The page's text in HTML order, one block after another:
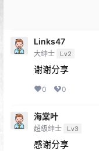
Links47
大绅士 Lv2
谢谢分享
0 0
海棠叶
超级绅士 Lv3
感谢分享